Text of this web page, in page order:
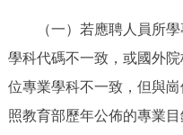
（一）若應聘人員所學
學科代碼不一致，或國外
位專業學科不一致，但與
照教育部歷年公佈的專業